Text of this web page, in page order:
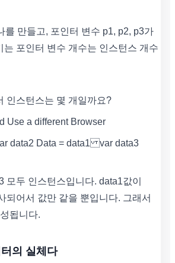
를 만들고, 포인터 변수 p1, p2, p3가
는 포인터 변수 개수는 인스턴스 개수
인스턴스는 몇 개일까요?
Use a different Browser
data2 Data = data1 var data3
모두 인스턴스입니다. data1값이
되어서 값만 같을 뿐입니다. 그래서
됩니다.
의 실체다